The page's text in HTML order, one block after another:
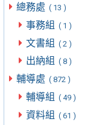
總務處 ( 13 )
事務組 ( 1 )
文書組 ( 2 )
出納組 ( 8 )
輔導處 ( 872 )
輔導組 ( 49 )
資料組 ( 61 )